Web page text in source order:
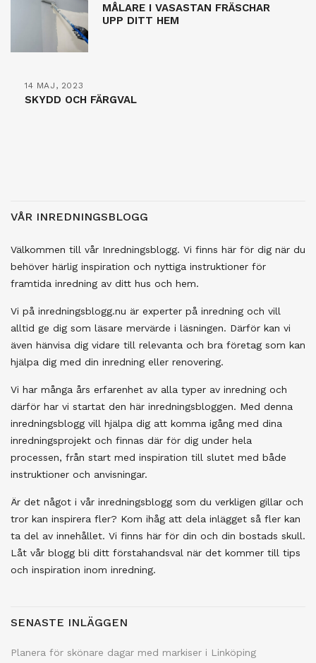
MÅLARE I VASASTAN FRÄSCHAR
UPP DITT HEM
14 MAJ, 2023
SKYDD OCH FÄRGVAL
VÅR INREDNINGSBLOGG
Välkommen till vår Inredningsblogg. Vi finns här för dig när du
behöver härlig inspiration och nyttiga instruktioner för
framtida inredning av ditt hus och hem.
Vi på inredningsblogg.nu är experter på inredning och vill
alltid ge dig som läsare mervärde i läsningen. Därför kan vi
även hänvisa dig vidare till relevanta och bra företag som kan
hjälpa dig med din inredning eller renovering.
Vi har många års erfarenhet av alla typer av inredning och
därför har vi startat den här inredningsbloggen. Med denna
inredningsblogg vill hjälpa dig att komma igång med dina
inredningsprojekt och finnas där för dig under hela
processen, från start med inspiration till slutet med både
instruktioner och anvisningar.
Är det något i vår inredningsblogg som du verkligen gillar och
tror kan inspirera fler? Kom ihåg att dela inlägget så fler kan
ta del av innehållet. Vi finns här för din och din bostads skull.
Låt vår blogg bli ditt förstahandsval när det kommer till tips
och inspiration inom inredning.
SENASTE INLÄGGEN
Planera för skönare dagar med markiser i Linköping